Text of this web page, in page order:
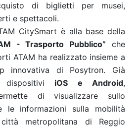
di biglietti per musei,
e spettacoli.
CitySmart è alla base della
- Trasporto Pubblico” che
ATAM ha realizzato insieme a
innovativa di Posytron. Già
dispositivi iOS e Android,
di visualizzare sullo
le informazioni sulla mobilità
metropolitana di Reggio